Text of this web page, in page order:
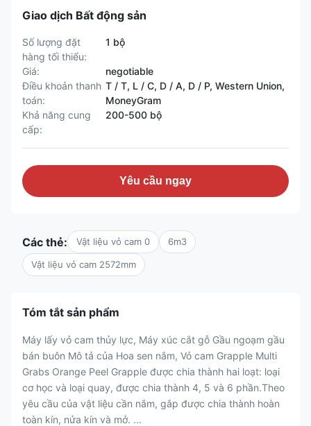
Giao dịch Bất động sản
Số lượng đặt
hàng tối thiểu:
1 bộ
Giá:
negotiable
Điều khoản thanh
toán:
T / T, L / C, D / A, D / P, Western Union,
MoneyGram
Khả năng cung
cấp:
200-500 bộ
Yêu cầu ngay
Các thẻ: Vật liệu vỏ cam 0 6m3
Vật liệu vỏ cam 2572mm
Tóm tắt sản phẩm
Máy lấy vỏ cam thủy lực, Máy xúc cắt gỗ Gầu ngoạm gầu
bán buôn Mô tả của Hoa sen nắm, Vỏ cam Grapple Multi
Grabs Orange Peel Grapple được chia thành hai loạt: loại
cơ học và loại quay, được chia thành 4, 5 và 6 phần.Theo
yêu cầu của vật liệu cần nắm, gắp được chia thành hoàn
toàn kín, nửa kín và mở. ...